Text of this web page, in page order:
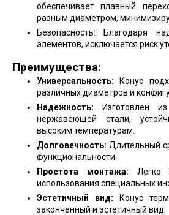
обеспечивает плавный
разным диаметром,
Безопасность: Благодаря
элементов, исключается риск
Преимущества:
Универсальность: Конус
различных диаметров и
Надежность: Изготовлен из
нержавеющей стали,
высоким температурам.
Долговечность: Длительный
функциональности.
Простота монтажа: Легко
использования специальных
Эстетичный вид: Конус
законченный и эстетичный вид.